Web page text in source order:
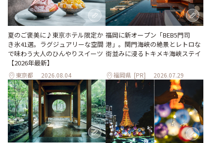
夏のご褒美に♪東京ホテル限定か
き氷41選。ラグジュアリーな空間
で味わう大人のひんやりスイーツ
【2026年最新】
東京都 2026.08.04
福岡に新オープン「BEB5門司
港」。関門海峡の絶景とレトロな
街並みに浸るトキメキ海峡ステイ
福岡県 [PR] 2026.07.29